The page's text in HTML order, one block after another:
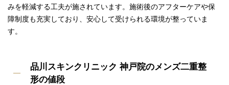
みを軽減する工夫が施されています。施術後のアフターケアや保
障制度も充実しており、安心して受けられる環境が整っていま
す。
品川スキンクリニック 神戸院のメンズ二重整
形の値段